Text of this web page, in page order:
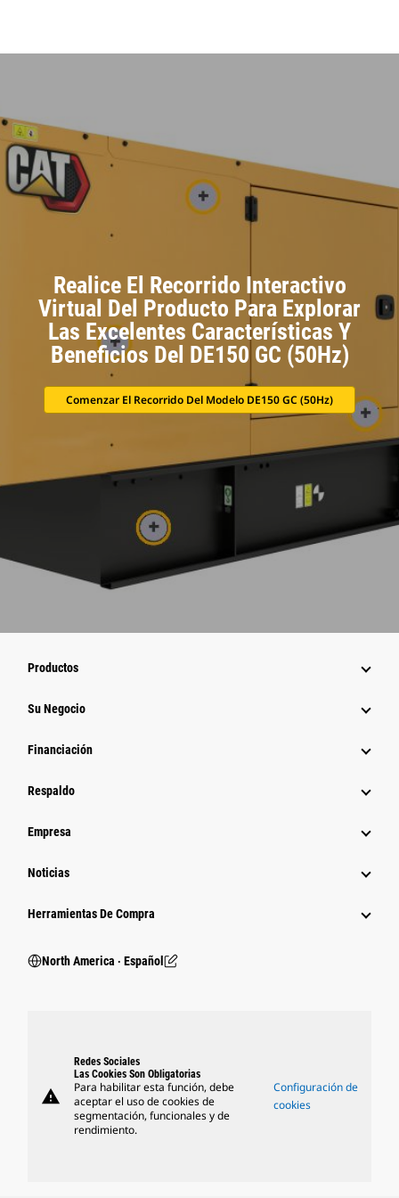
Realice El Recorrido Interactivo
Virtual Del Producto Para Explorar
Las Excelentes Características Y
Beneficios Del DE150 GC (50Hz)
Comenzar El Recorrido Del Modelo DE150 GC (50Hz)
Productos
Su Negocio
Financiación
Respaldo
Empresa
Noticias
Herramientas De Compra
North America ‧ Español
warning
Redes Sociales
Las Cookies Son Obligatorias
Para habilitar esta función, debe
aceptar el uso de cookies de
segmentación, funcionales y de
rendimiento.
Configuración de
cookies